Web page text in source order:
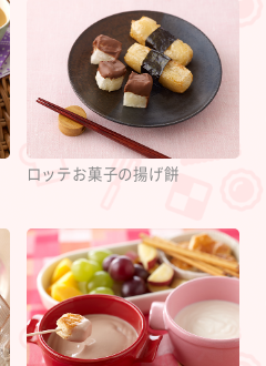
ロッテお菓子の揚げ餅